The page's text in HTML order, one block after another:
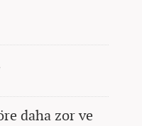
daha zor ve